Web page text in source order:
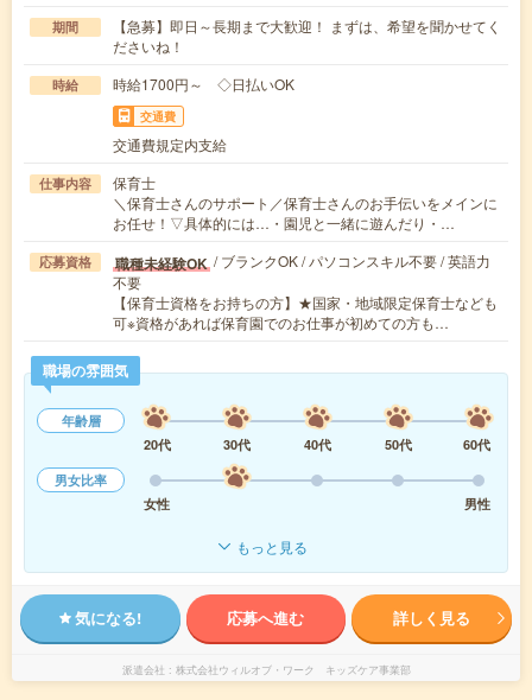
期間
【急募】即日～長期まで大歓迎！ まずは、希望を聞かせてく
ださいね！
時給 時給1700円～ ◇日払いOK
交通費
交通費規定内支給
仕事内容
保育士
＼保育士さんのサポート／保育士さんのお手伝いをメインに
お任せ！▽具体的には…・園児と一緒に遊んだり・…
応募資格 職種未経験OK / ブランクOK / パソコンスキル不要 / 英語力
不要
【保育士資格をお持ちの方】★国家・地域限定保育士なども
可※資格があれば保育園でのお仕事が初めての方も…
職場の雰囲気
年齢層
20代
30代 40代 50代
60代
男女比率
女性
男性
もっと見る
気になる! 応募へ進む 詳しく見る
派遣会社 株式会社ウィルオブ・ワーク キッズケア事業部